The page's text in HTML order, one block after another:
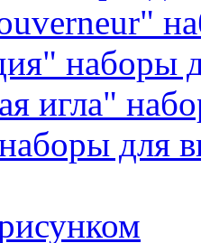
наборы
игла"
для